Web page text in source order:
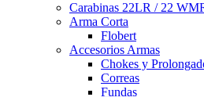
Carabinas 22LR / 22
Arma Corta
Flobert
Accesorios Armas
Chokes y
Correas
Fundas